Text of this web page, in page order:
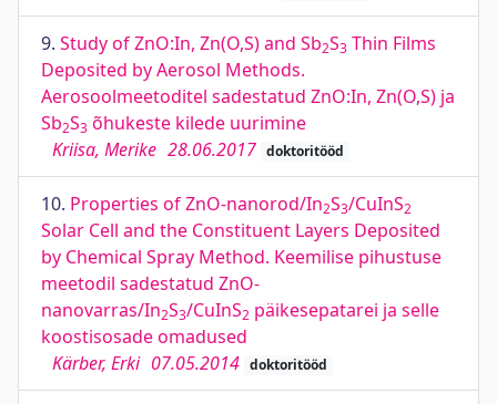
9. Study of ZnO:In, Zn(O,S) and Sb2S3 Thin Films
Deposited by Aerosol Methods.
Aerosoolmeetoditel sadestatud ZnO:In, Zn(O,S) ja
Sb2S3 õhukeste kilede uurimine
Kriisa, Merike 28.06.2017 doktoritööd
10. Properties of ZnO-nanorod/In2S3/CuInS2
Solar Cell and the Constituent Layers Deposited
by Chemical Spray Method. Keemilise pihustuse
meetodil sadestatud ZnO-
nanovarras/In2S3/CuInS2 päikesepatarei ja selle
koostisosade omadused
Kärber, Erki 07.05.2014 doktoritööd